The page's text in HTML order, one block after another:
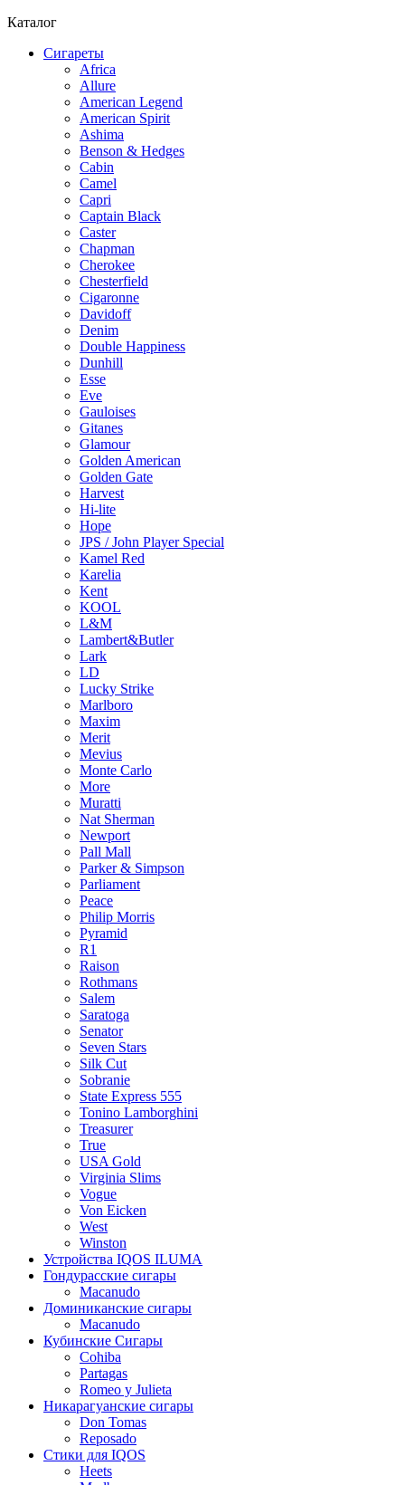
Каталог
Сигареты
Africa
Allure
American Legend
American Spirit
Ashima
Benson & Hedges
Cabin
Camel
Capri
Captain Black
Caster
Chapman
Cherokee
Chesterfield
Cigaronne
Davidoff
Denim
Double Happiness
Dunhill
Esse
Eve
Gauloises
Gitanes
Glamour
Golden American
Golden Gate
Harvest
Hi-lite
Hope
JPS / John Player Special
Kamel Red
Karelia
Kent
KOOL
L&M
Lambert&Butler
Lark
LD
Lucky Strike
Marlboro
Maxim
Merit
Mevius
Monte Carlo
More
Muratti
Nat Sherman
Newport
Pall Mall
Parker & Simpson
Parliament
Peace
Philip Morris
Pyramid
R1
Raison
Rothmans
Salem
Saratoga
Senator
Seven Stars
Silk Cut
Sobranie
State Express 555
Tonino Lamborghini
Treasurer
True
USA Gold
Virginia Slims
Vogue
Von Eicken
West
Winston
Устройства IQOS ILUMA
Гондурасские сигары
Macanudo
Доминиканские сигары
Macanudo
Кубинские Сигары
Cohiba
Partagas
Romeo y Julieta
Никарагуанские сигары
Don Tomas
Reposado
Стики для IQOS
Heets